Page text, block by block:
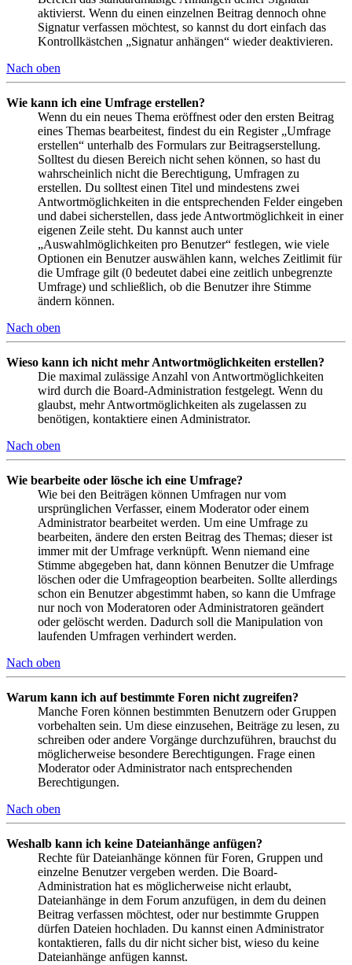
aktivierst. Wenn du einen einzelnen Beitrag dennoch ohne
Signatur verfassen möchtest, so kannst du dort einfach das
Kontrollkästchen „Signatur anhängen“ wieder deaktivieren.
Nach oben
Wie kann ich eine Umfrage erstellen?
Wenn du ein neues Thema eröffnest oder den ersten Beitrag
eines Themas bearbeitest, findest du ein Register „Umfrage
erstellen“ unterhalb des Formulars zur Beitragserstellung.
Solltest du diesen Bereich nicht sehen können, so hast du
wahrscheinlich nicht die Berechtigung, Umfragen zu
erstellen. Du solltest einen Titel und mindestens zwei
Antwortmöglichkeiten in die entsprechenden Felder eingeben
und dabei sicherstellen, dass jede Antwortmöglichkeit in einer
eigenen Zeile steht. Du kannst auch unter
„Auswahlmöglichkeiten pro Benutzer“ festlegen, wie viele
Optionen ein Benutzer auswählen kann, welches Zeitlimit für
die Umfrage gilt (0 bedeutet dabei eine zeitlich unbegrenzte
Umfrage) und schließlich, ob die Benutzer ihre Stimme
ändern können.
Nach oben
Wieso kann ich nicht mehr Antwortmöglichkeiten erstellen?
Die maximal zulässige Anzahl von Antwortmöglichkeiten
wird durch die Board-Administration festgelegt. Wenn du
glaubst, mehr Antwortmöglichkeiten als zugelassen zu
benötigen, kontaktiere einen Administrator.
Nach oben
Wie bearbeite oder lösche ich eine Umfrage?
Wie bei den Beiträgen können Umfragen nur vom
ursprünglichen Verfasser, einem Moderator oder einem
Administrator bearbeitet werden. Um eine Umfrage zu
bearbeiten, ändere den ersten Beitrag des Themas; dieser ist
immer mit der Umfrage verknüpft. Wenn niemand eine
Stimme abgegeben hat, dann können Benutzer die Umfrage
löschen oder die Umfrageoption bearbeiten. Sollte allerdings
schon ein Benutzer abgestimmt haben, so kann die Umfrage
nur noch von Moderatoren oder Administratoren geändert
oder gelöscht werden. Dadurch soll die Manipulation von
laufenden Umfragen verhindert werden.
Nach oben
Warum kann ich auf bestimmte Foren nicht zugreifen?
Manche Foren können bestimmten Benutzern oder Gruppen
vorbehalten sein. Um diese einzusehen, Beiträge zu lesen, zu
schreiben oder andere Vorgänge durchzuführen, brauchst du
möglicherweise besondere Berechtigungen. Frage einen
Moderator oder Administrator nach entsprechenden
Berechtigungen.
Nach oben
Weshalb kann ich keine Dateianhänge anfügen?
Rechte für Dateianhänge können für Foren, Gruppen und
einzelne Benutzer vergeben werden. Die Board-
Administration hat es möglicherweise nicht erlaubt,
Dateianhänge in dem Forum anzufügen, in dem du deinen
Beitrag verfassen möchtest, oder nur bestimmte Gruppen
dürfen Dateien hochladen. Du kannst einen Administrator
kontaktieren, falls du dir nicht sicher bist, wieso du keine
Dateianhänge anfügen kannst.